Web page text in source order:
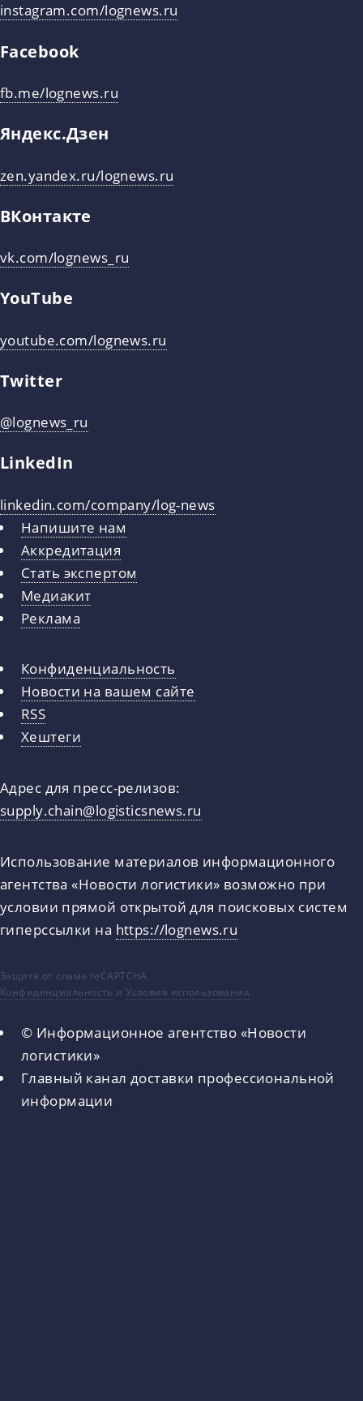
instagram.com/lognews.ru
Facebook
fb.me/lognews.ru
Яндекс.Дзен
zen.yandex.ru/lognews.ru
ВКонтакте
vk.com/lognews_ru
YouTube
youtube.com/lognews.ru
Twitter
@lognews_ru
LinkedIn
linkedin.com/company/log-news
Напишите нам
Аккредитация
Стать экспертом
Медиакит
Реклама
Конфиденциальность
Новости на вашем сайте
RSS
Хештеги
Адрес для пресс-релизов:
supply.chain@logisticsnews.ru
Использование материалов информационного
агентства «Новости логистики» возможно при
условии прямой открытой для поисковых систем
гиперссылки на https://lognews.ru
Защита от спама reCAPTCHA
Конфиденциальность иУсловия использования.
© Информационное агентство «Новости
логистики»
Главный канал доставки профессиональной
информации